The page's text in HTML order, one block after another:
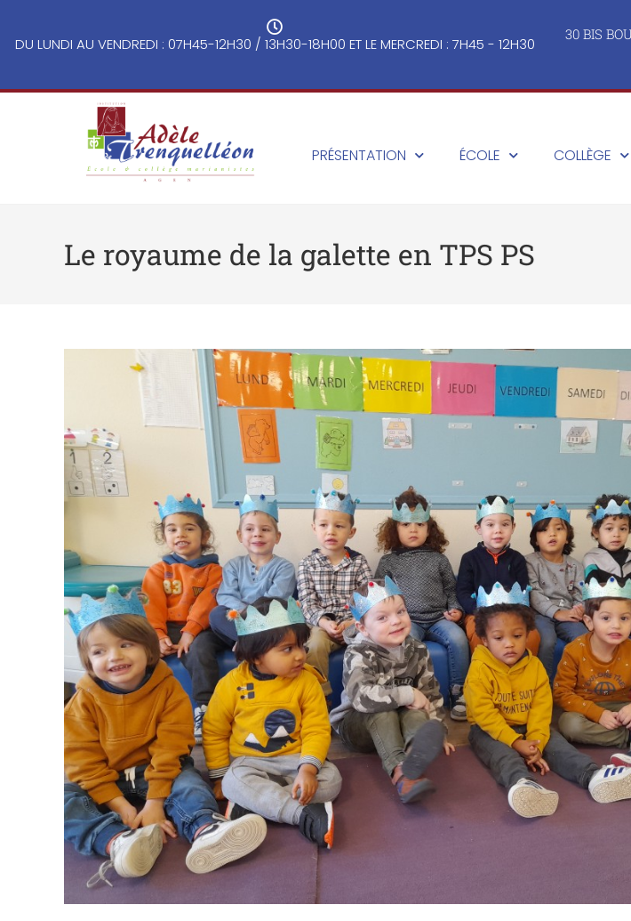
DU LUNDI AU VENDREDI : 07H45-12H30 / 13H30-18H00 ET LE MERCREDI : 7H45 - 12H30
30 BIS
PRÉSENTATION ÉCOLE COLLÈGE
Le royaume de la galette en TPS PS